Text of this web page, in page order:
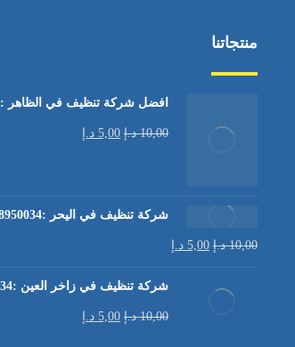
منتجاتنا
افضل شركة تنظيف في الظاهر :0568950034
10,00 د.إ 5,00 د.إ
شركة تنظيف في اليحر :0568950034
10,00 د.إ 5,00 د.إ
شركة تنظيف في زاخر العين :0568950034
10,00 د.إ 5,00 د.إ